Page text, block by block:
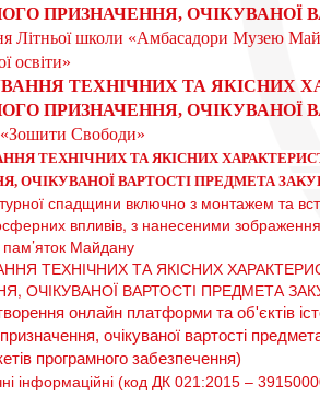
ПРИЗНАЧЕННЯ, ОЧІКУВАНОЇ
Літньої школи «Амбасадори Музею
освіти»
ТЕХНІЧНИХ ТА ЯКІСНИХ
ПРИЗНАЧЕННЯ, ОЧІКУВАНОЇ
«Зошити Свободи»
ТЕХНІЧНИХ ТА ЯКІСНИХ
ОЧІКУВАНОЇ ВАРТОСТІ ПРЕДМЕТА
спадщини включно з монтажем та
впливів, з нанесеними
пам’яток Майдану
ТЕХНІЧНИХ ТА ЯКІСНИХ
ОЧІКУВАНОЇ ВАРТОСТІ ПРЕДМЕТА
онлайн платформи та об'єктів
очікуваної вартості предмета
програмного забезпечення)
інформаційні (код ДК 021:2015 –